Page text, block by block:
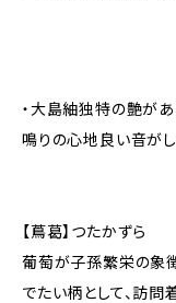
・大島紬独特の艶があ
鳴りの心地良い音がし
【蔦葛】つたかずら
葡萄が子孫繁栄の象徴
でたい柄として、訪問